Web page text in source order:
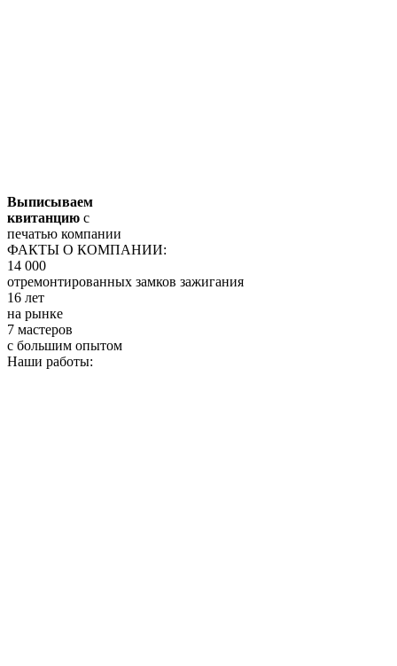
Выписываем
квитанцию с
печатью компании
ФАКТЫ О КОМПАНИИ:
14 000
отремонтированных замков зажигания
16 лет
на рынке
7 мастеров
с большим опытом
Наши работы: